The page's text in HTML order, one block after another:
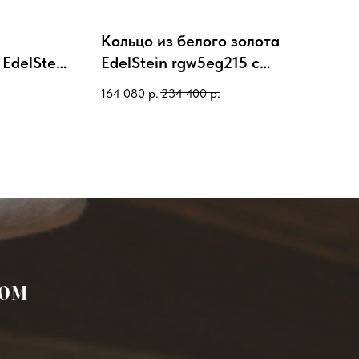
Кольцо из белого золота
EdelStein rgw5eg215 с
изумрудом, бриллиантами
164 080 р. 234 400 р.